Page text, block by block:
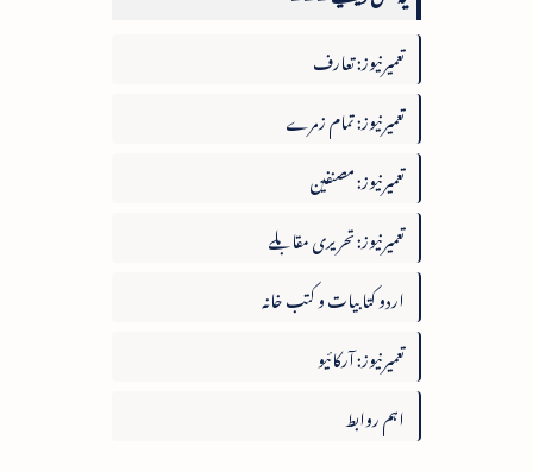
تعمیرنیوز: تعارف
تعمیرنیوز: تمام زمرے
تعمیرنیوز: مصنفین
تعمیرنیوز: تحریری مقابلے
اردو کتابیات و کتب خانہ
تعمیرنیوز: آرکائیو
اہم روابط